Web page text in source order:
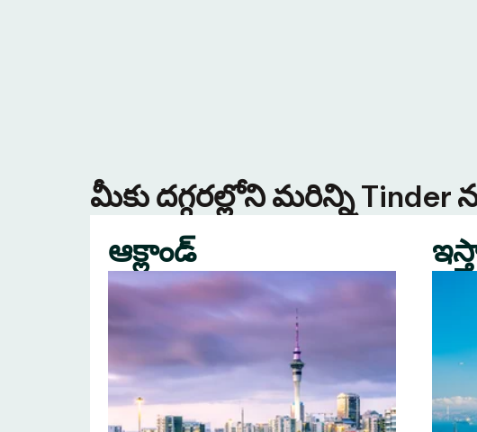
మీకు దగ్గరల్లోని మరిన్ని
ఆక్లాండ్